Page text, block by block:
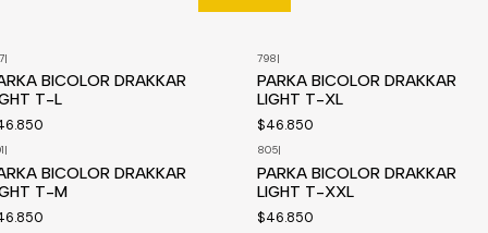
|
BICOLOR DRAKKAR
T-L
798|
PARKA BICOLOR DRAKKAR
LIGHT T-XL
$46.850
|
BICOLOR DRAKKAR
T-M
805|
PARKA BICOLOR DRAKKAR
LIGHT T-XXL
$46.850